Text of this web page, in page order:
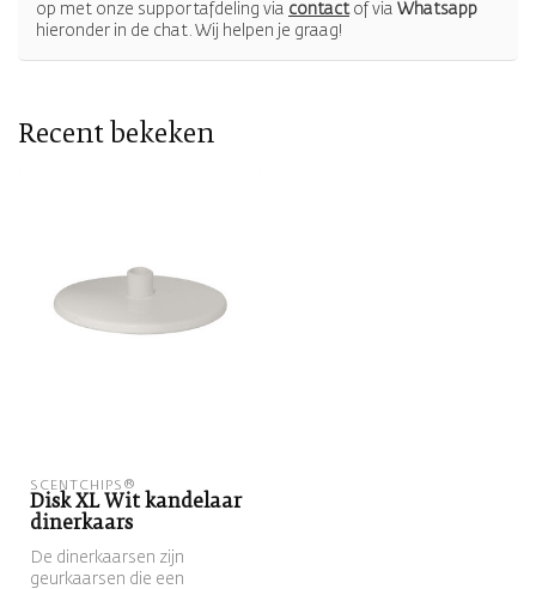
op met onze supportafdeling via contactof via Whatsapp
hieronder in de chat. Wij helpen je graag!
Recent bekeken
SCENTCHIPS®
Disk XL Wit kandelaar
dinerkaars
De dinerkaarsen zijn
geurkaarsen die een